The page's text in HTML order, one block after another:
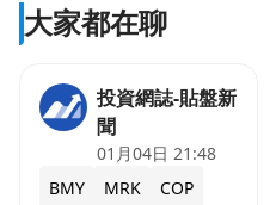
大家都在聊
投資網誌-貼盤新
聞
01月04日 21:48
BMY
MRK
COP